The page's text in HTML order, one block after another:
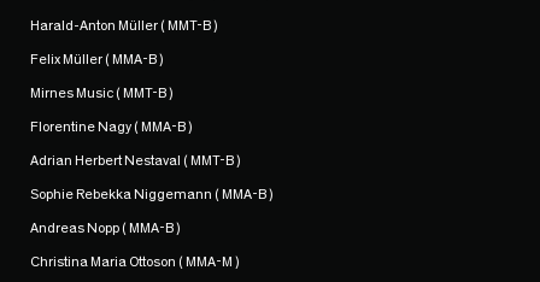
Harald-Anton Müller ( MMT-B )
Felix Müller ( MMA-B )
Mirnes Music ( MMT-B )
Florentine Nagy ( MMA-B )
Adrian Herbert Nestaval ( MMT-B )
Sophie Rebekka Niggemann ( MMA-B )
Andreas Nopp ( MMA-B )
Christina Maria Ottoson ( MMA-M )